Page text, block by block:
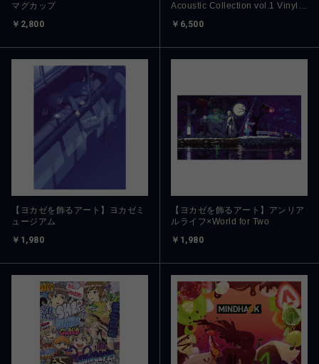
マグカップ
￥2,800
Acoustic Collection vol.1 Vinyl
￥6,500
【ヨカゼを飾るアート】ヨカゼミ
ュージアム
￥1,980
【ヨカゼを飾るアート】アンリア
ルライフ×World for Two
￥1,980